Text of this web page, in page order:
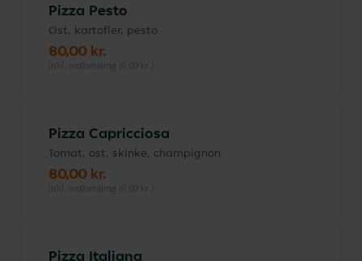
Pizza Pesto
Ost, kartofler, pesto
80,00 kr.
inkl. indbetaling (0,00 kr.)
Pizza Capricciosa
Tomat, ost, skinke, champignon
80,00 kr.
inkl. indbetaling (0,00 kr.)
Pizza Italiana